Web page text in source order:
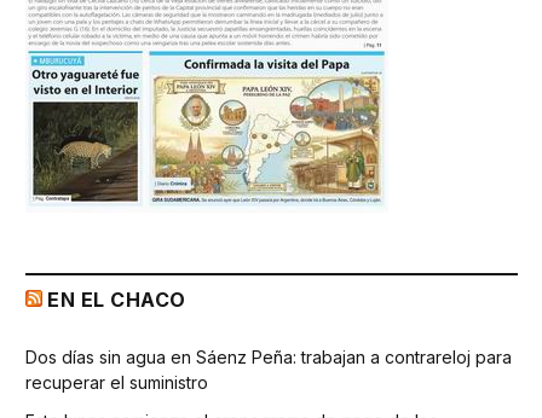
EN EL CHACO
Dos días sin agua en Sáenz Peña: trabajan a contrareloj para
recuperar el suministro